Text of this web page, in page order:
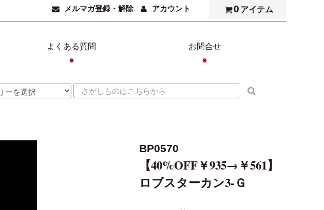
メルマガ登録・解除 アカウント 0 アイテム
よくある質問
●
お問合せ
●
BP0570
【40%OFF￥935→￥561】
ロブスターカン3-Ｇ